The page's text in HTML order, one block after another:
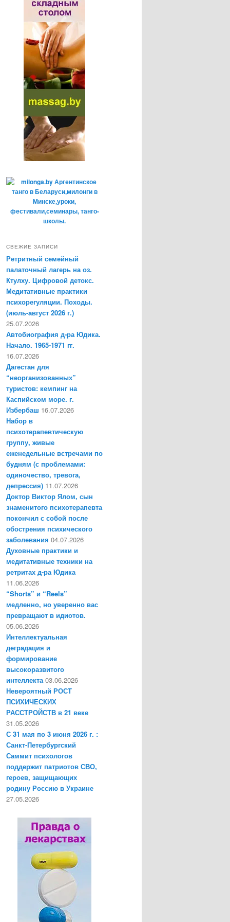
СВЕЖИЕ ЗАПИСИ
Ретритный семейный
палаточный лагерь на оз.
Ктулху. Цифровой детокс.
Медитативные практики
психорегуляции. Походы.
(июль-август 2026 г.)
25.07.2026
Автобиография д-ра Юдика.
Начало. 1965-1971 гг.
16.07.2026
Дагестан для
“неорганизованных”
туристов: кемпинг на
Каспийском море. г.
Избербаш 16.07.2026
Набор в
психотерапевтическую
группу, живые
еженедельные встречами по
будням (с проблемами:
одиночество, тревога,
депрессия) 11.07.2026
Доктор Виктор Ялом, сын
знаменитого психотерапевта
покончил с собой после
обострения психического
заболевания 04.07.2026
Духовные практики и
медитативные техники на
ретритах д-ра Юдика
11.06.2026
“Shorts” и “Reels”
медленно, но уверенно вас
превращают в идиотов.
05.06.2026
Интеллектуальная
деградация и
формирование
высокоразвитого
интеллекта 03.06.2026
Невероятный РОСТ
ПСИХИЧЕСКИХ
РАССТРОЙСТВ в 21 веке
31.05.2026
С 31 мая по 3 июня 2026 г. :
Санкт-Петербургский
Саммит психологов
поддержит патриотов СВО,
героев, защищающих
родину Россию в Украине
27.05.2026